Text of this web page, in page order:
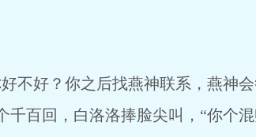
不好？你之后找燕神联系，燕神
百回，白洛洛捧脸尖叫，“你个混